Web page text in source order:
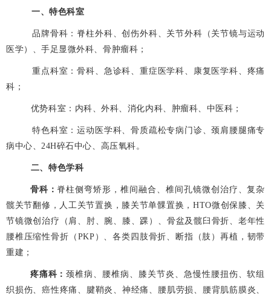
一、特色科室
品牌骨科：脊柱外科、创伤外科、 关节外科（关节镜与运动
医学）、手足显微外科、骨肿瘤科；
重点科室：骨科、急诊科、重症医学科、康复医学科、疼痛
科；
优势科室：内科、外科、消化内科、肿瘤科、中医科；
特色科室：运动医学科、骨质疏松专病门诊、颈肩腰腿痛专
病中心、24H碎石中心、高压氧科。
二、特色学科
骨科： 脊柱侧弯矫形，椎间融合、椎间孔镜微创治疗、复杂
髋关节翻修，人工关节置换，膝关节单髁置换，HTO微创保膝、关
节镜微创治疗（肩、肘、腕、膝、踝）、骨盆及髋臼骨折、老年性
腰椎压缩性骨折（PKP）、各类四肢骨折、断指（肢）再植，韧带
重建；
疼痛科：颈椎病、腰椎病、膝关节炎、急慢性腰扭伤、软组
织损伤、癌性疼痛、腱鞘炎、神经痛、腰肌劳损、腰背肌筋膜炎、